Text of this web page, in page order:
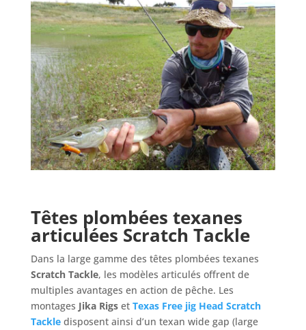
Têtes plombées texanes
articulées Scratch Tackle
Dans la large gamme des têtes plombées texanes
Scratch Tackle, les modèles articulés offrent de
multiples avantages en action de pêche. Les
montages Jika Rigset Texas Free jig Head Scratch
Tackledisposent ainsi d’un texan wide gap (large